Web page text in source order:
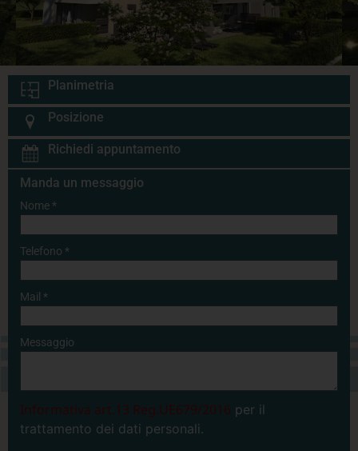
Planimetria
Posizione
Richiedi appuntamento
Manda un messaggio
Nome*
Telefono *
Mail *
Messaggio
Informativa art.13 Reg.UE679/2016 per il
trattamento dei dati personali.